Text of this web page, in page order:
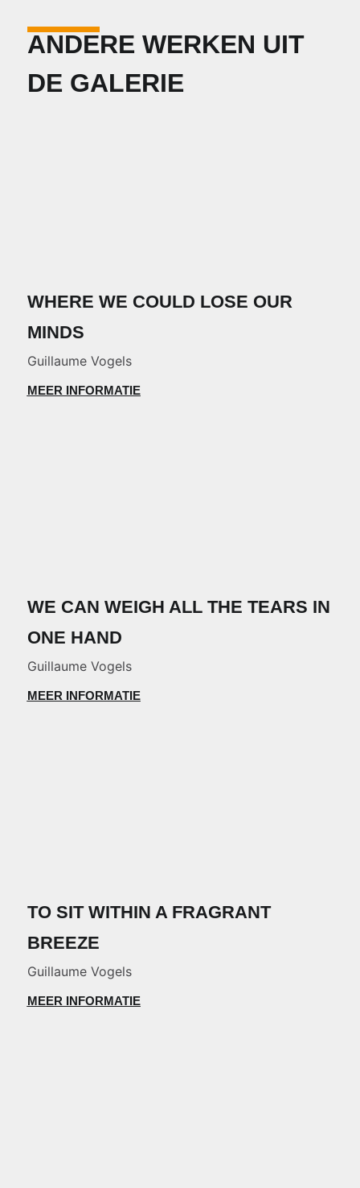
ANDERE WERKEN UIT
DE GALERIE
WHERE WE COULD LOSE OUR
MINDS
Guillaume Vogels
MEER INFORMATIE
WE CAN WEIGH ALL THE TEARS IN
ONE HAND
Guillaume Vogels
MEER INFORMATIE
TO SIT WITHIN A FRAGRANT
BREEZE
Guillaume Vogels
MEER INFORMATIE